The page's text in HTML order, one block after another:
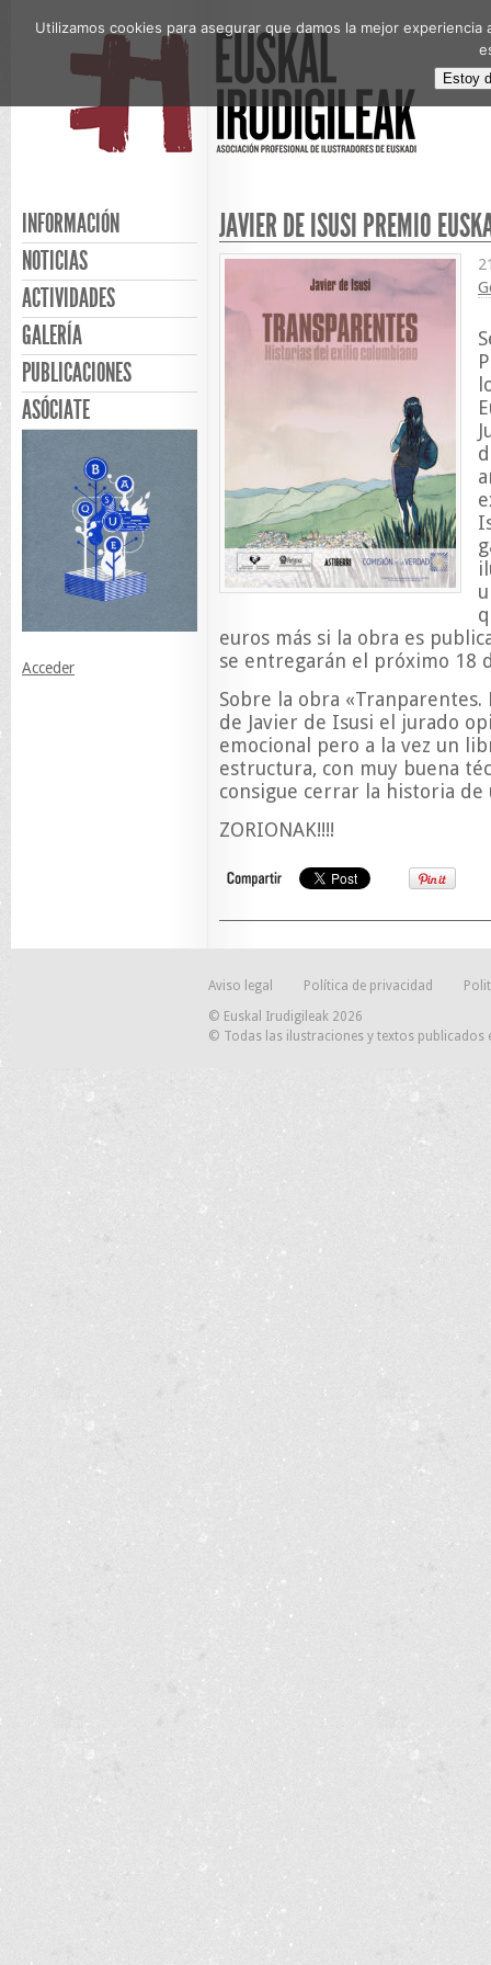
INFORMACIÓN
NOTICIAS
ACTIVIDADES
GALERÍA
PUBLICACIONES
ASÓCIATE
Acceder
JAVIER DE ISUSI PREMIO
euros más si la obra es
se entregarán el próximo 18
Sobre la obra
de Javier de Isusi el jurado
emocional pero a la vez un
estructura, con muy buena
consigue cerrar la historia de
ZORIONAK!!!!
Aviso legal Política de privacidad
© Euskal Irudigileak 2026
© Todas las ilustraciones y textos publicados
Utilizamos cookies para asegurar que damos la mejor
Estoy